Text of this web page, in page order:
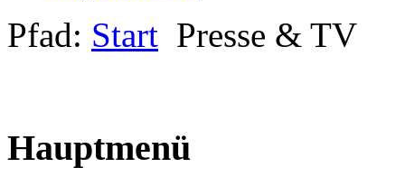
Pfad: Start Presse & TV
Hauptmenü